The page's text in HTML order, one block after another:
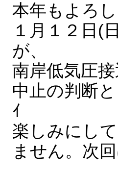
本年もよろ
１月１２日(
が、
南岸低気圧
中止の判断
ｲ
楽しみにし
ません。次